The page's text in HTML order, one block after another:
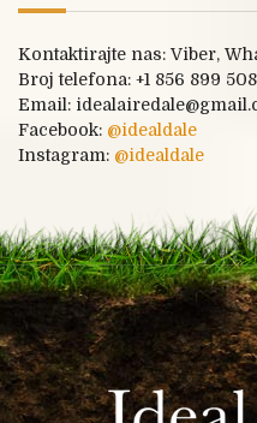
Kontaktirajte nas: Viber,
Broj telefona: +1 856 899
Email:
Facebook: @idealdale
Instagram: @idealdale